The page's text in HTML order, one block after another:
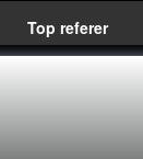
Top referer